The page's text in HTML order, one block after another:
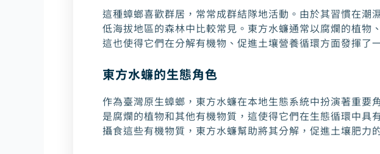
這種蟑螂喜歡群居，常常成群結隊地活動。由於其習慣在潮
低海拔地區的森林中比較常見。東方水蠊通常以腐爛的植物
這也使得它們在分解有機物、促進土壤營養循環方面發揮了
東方水蠊的生態角色
作為臺灣原生蟑螂，東方水蠊在本地生態系統中扮演著重要
是腐爛的植物和其他有機物質，這使得它們在生態循環中具
攝食這些有機物質，東方水蠊幫助將其分解，促進土壤肥力